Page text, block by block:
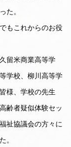
た。
もこれからのお役
留米商業高等学
学校、柳川高等学
様、学校の先生
齢者疑似体験セッ
祉協議会の方々に
。